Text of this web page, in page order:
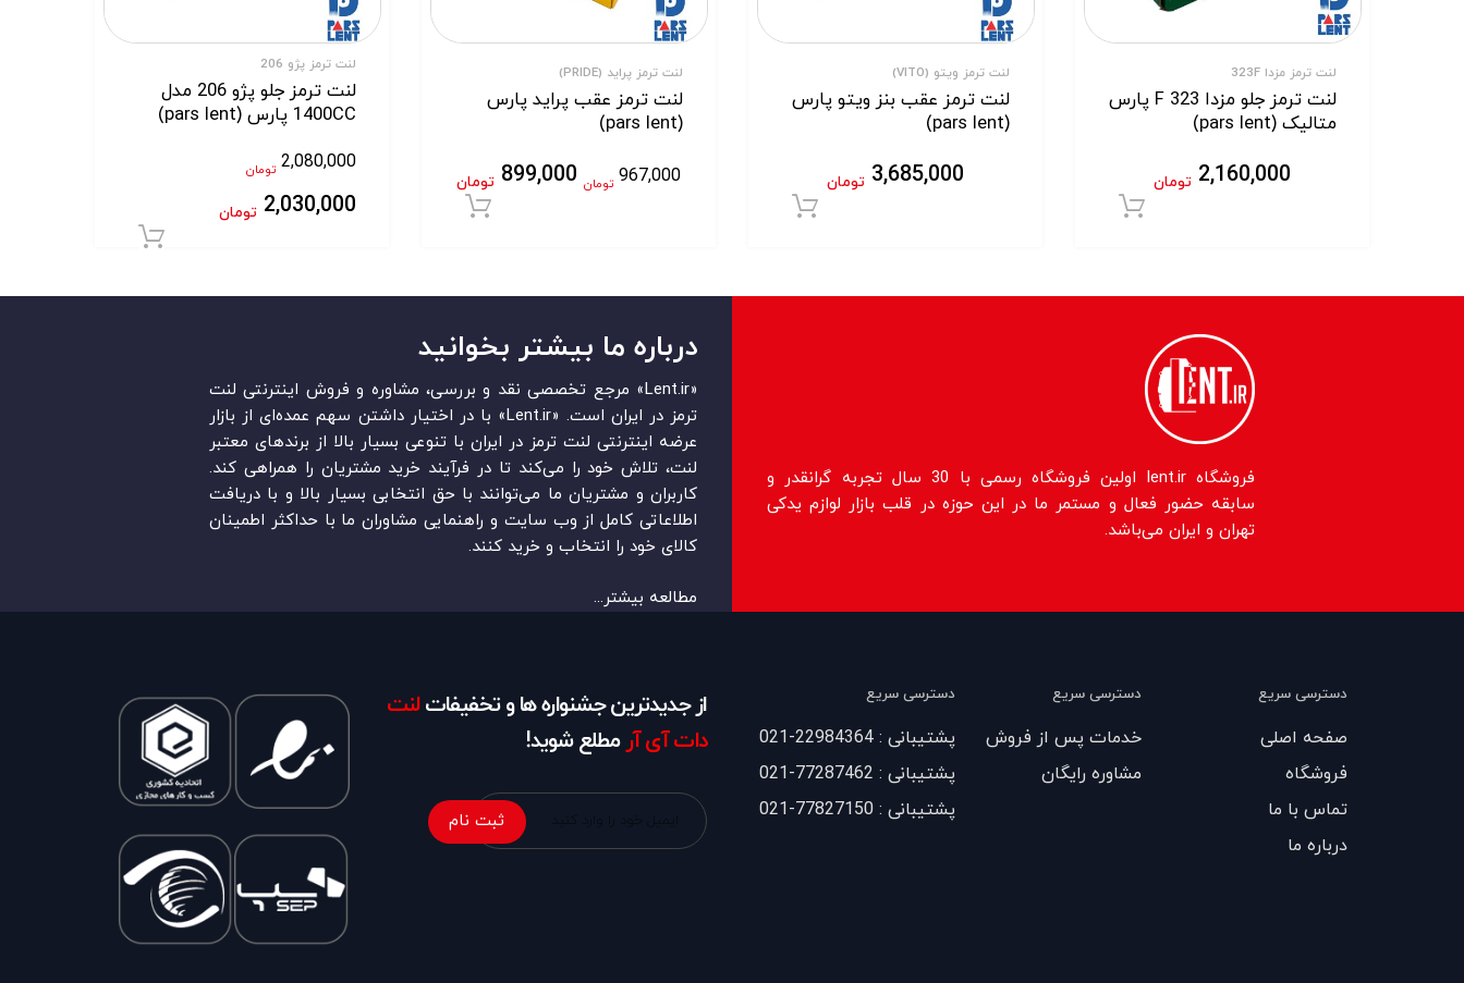
لنت ترمز مزدا 323F
لنت ترمز جلو مزدا 323 F پارس
متالیک (pars lent)
2,160,000 تومان
لنت ترمز ویتو (VITO)
لنت ترمز عقب بنز ویتو پارس
(pars lent)
3,685,000 تومان
لنت ترمز پراید (PRIDE)
لنت ترمز عقب پراید پارس
(pars lent)
967,000 تومان 899,000 تومان
افزودن به سبد خرید
لنت ترمز پژو 206
لنت ترمز جلو پژو 206 مدل
1400CC پارس (pars lent)
2,080,000 تومان
2,030,000 تومان
فروشگاه lent.ir اولین فروشگاه رسمی با 30 سال تجربه گرانقدر و
سابقه حضور فعال و مستمر ما در این حوزه در قلب بازار لوازم یدکی
تهران و ایران می‌باشد.
درباره ما بیشتر بخوانید
«Lent.ir» مرجع تخصصی نقد و بررسی، مشاوره و فروش اینترنتی لنت
ترمز در ایران است. «Lent.ir» با در اختیار داشتن سهم عمده‏‌ای از بازار
عرضه اینترنتی لنت ترمز در ایران با تنوعی بسیار بالا از برندهای معتبر
لنت، تلاش خود را می‌‏‏کند تا در فرآیند خرید مشتریان را همراهی کند.
کاربران و مشتریان ما می‏‏‌توانند با حق انتخابی بسیار بالا و با دریافت
اطلاعاتی کامل از وب سایت و راهنمایی مشاوران ما با حداکثر اطمینان
کالای خود را انتخاب و خرید کنند.
مطالعه بیشتر...
دسترسی سریع
صفحه اصلی
فروشگاه
تماس با ما
درباره ما
دسترسی سریع
خدمات پس از فروش
مشاوره رایگان
دسترسی سریع
پشتیبانی : 22984364-021
پشتیبانی : 77287462-021
پشتیبانی : 77827150-021
از جدیدترین جشنواره ها و تخفیفاتلنت
دات آی آرمطلع شوید!
ثبت نام